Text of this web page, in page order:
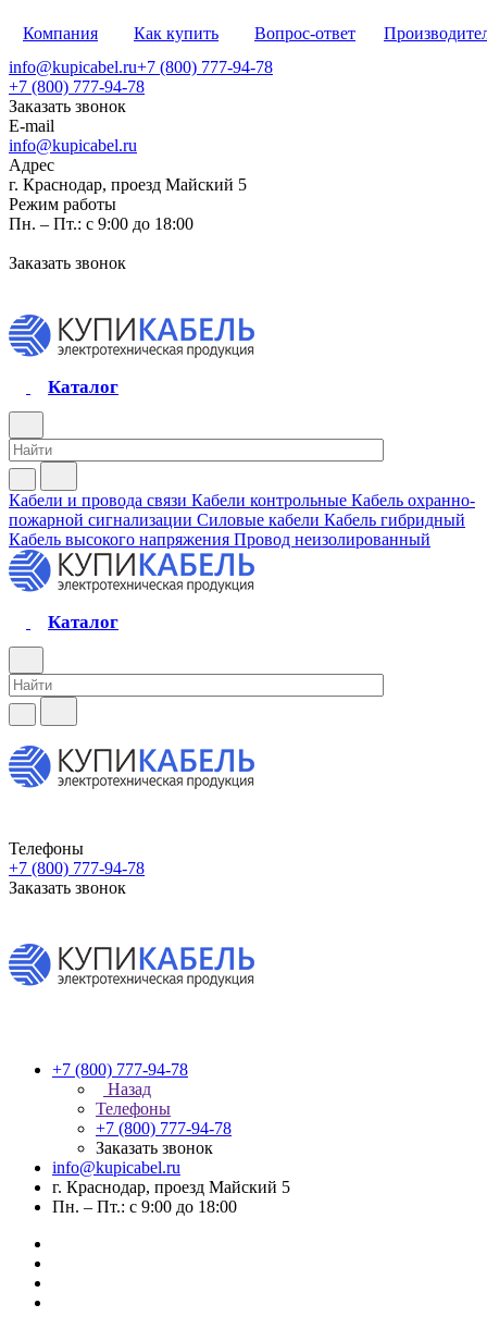
Компания Как купить Вопрос-ответ
info@kupicabel.ru+7 (800) 777-94-78
+7 (800) 777-94-78
Заказать звонок
E-mail
info@kupicabel.ru
Адрес
г. Краснодар, проезд Майский 5
Режим работы
Пн. – Пт.: с 9:00 до 18:00
Заказать звонок
Каталог
Кабели и провода связи Кабели контрольные Кабель охранно-
пожарной сигнализации Силовые кабели Кабель гибридный
Кабель высокого напряжения Провод неизолированный
Каталог
Телефоны
+7 (800) 777-94-78
Заказать звонок
+7 (800) 777-94-78
Назад
Телефоны
+7 (800) 777-94-78
Заказать звонок
info@kupicabel.ru
г. Краснодар, проезд Майский 5
Пн. – Пт.: с 9:00 до 18:00